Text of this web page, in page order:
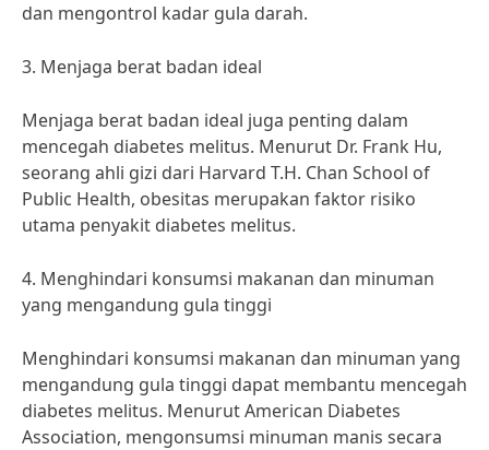
dan mengontrol kadar gula darah.
3. Menjaga berat badan ideal
Menjaga berat badan ideal juga penting dalam
mencegah diabetes melitus. Menurut Dr. Frank Hu,
seorang ahli gizi dari Harvard T.H. Chan School of
Public Health, obesitas merupakan faktor risiko
utama penyakit diabetes melitus.
4. Menghindari konsumsi makanan dan minuman
yang mengandung gula tinggi
Menghindari konsumsi makanan dan minuman yang
mengandung gula tinggi dapat membantu mencegah
diabetes melitus. Menurut American Diabetes
Association, mengonsumsi minuman manis secara